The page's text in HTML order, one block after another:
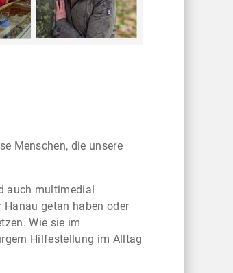
Menschen, die unsere
auch multimedial
getan haben oder
Wie sie im
Hilfestellung im Alltag